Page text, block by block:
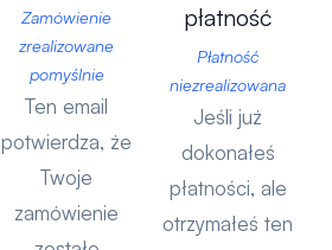
Zamówienie
zrealizowane
pomyślnie
Ten email
potwierdza, że
Twoje
zamówienie
płatność
Płatność
niezrealizowana
Jeśli już
dokonałeś
płatności, ale
otrzymałeś ten